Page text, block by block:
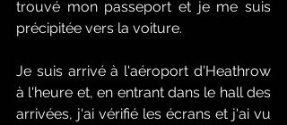
trouvé mon passeport et je me suis
précipitée vers la voiture.
Je suis arrivé à l'aéroport d'Heathrow
à l'heure et, en entrant dans le hall des
arrivées, j'ai vérifié les écrans et j'ai vu